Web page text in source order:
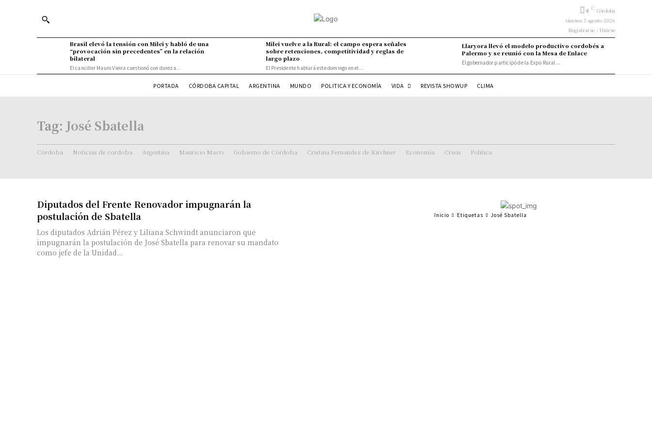
8 C Córdoba
viernes 7 agosto 2026
Registrarse / Unirse
Brasil elevó la tensión con Milei y habló de una
“provocación sin precedentes” en la relación
bilateral
El canciller Mauro Vieira cuestionó con dureza...
Milei vuelve a la Rural: el campo espera señales
sobre retenciones, competitividad y reglas de
largo plazo
El Presidente hablará este domingo en el...
Llaryora llevó el modelo productivo cordobés a
Palermo y se reunió con la Mesa de Enlace
El gobernador participó de la Expo Rural...
PORTADA CÓRDOBA CAPITAL ARGENTINA MUNDO POLITICA Y ECONOMÍA VIDA REVISTA SHOWUP CLIMA
Tag: José Sbatella
Córdoba Noticias de cordoba Argentina Mauricio Macri Gobierno de Córdoba Cristina Fernandez de Kirchner Economía Crisis Politica
Diputados del Frente Renovador impugnarán la
postulación de Sbatella
Los diputados Adrián Pérez y Liliana Schwindt anunciaron que
impugnarán la postulación de José Sbatella para renovar su mandato
como jefe de la Unidad...
Inicio Etiquetas José Sbatella